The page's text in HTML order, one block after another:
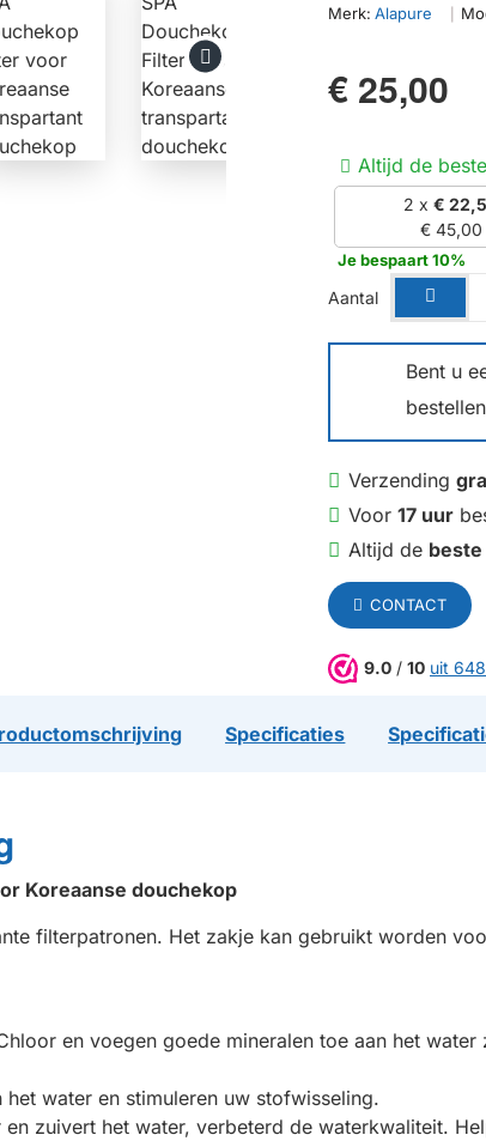
Merk: Alapure
€ 25,00
Altijd de
2 x€
€ 45,00
Je bespaart 10%
Bent u
Aantal
Verzending
Voor 17 uur
Altijd de beste
CONTACT
9.0 / 10 uit
Specificaties
Koreaanse douchekop
filterpatronen. Het zakje kan gebruikt worden
en voegen goede mineralen toe aan het
water en stimuleren uw stofwisseling.
zuivert het water, verbeterd de waterkwaliteit.